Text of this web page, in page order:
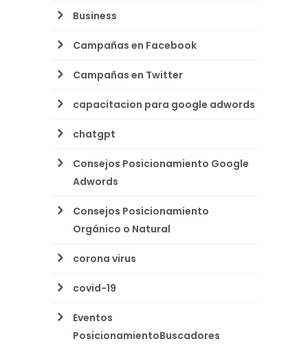
Business
Campañas en Facebook
Campañas en Twitter
capacitacion para google adwords
chatgpt
Consejos Posicionamiento Google
Adwords
Consejos Posicionamiento
Orgánico o Natural
corona virus
covid-19
Eventos
PosicionamientoBuscadores